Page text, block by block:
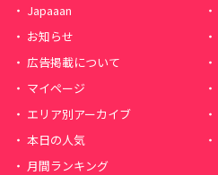
Japaaan
お知らせ
広告掲載について
マイページ
エリア別アーカイブ
本日の人気
月間ランキング